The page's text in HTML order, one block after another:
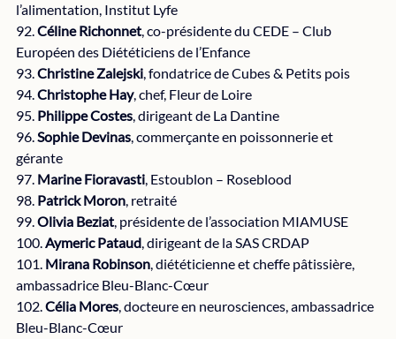
l’alimentation, Institut Lyfe
92. Céline Richonnet, co-présidente du CEDE – Club
Européen des Diététiciens de l’Enfance
93. Christine Zalejski, fondatrice de Cubes & Petits pois
94. Christophe Hay, chef, Fleur de Loire
95. Philippe Costes, dirigeant de La Dantine
96. Sophie Devinas, commerçante en poissonnerie et
gérante
97. Marine Fioravasti, Estoublon – Roseblood
98. Patrick Moron, retraité
99. Olivia Beziat, présidente de l’association MIAMUSE
100. Aymeric Pataud, dirigeant de la SAS CRDAP
101. Mirana Robinson, diététicienne et cheffe pâtissière,
ambassadrice Bleu-Blanc-Cœur
102. Célia Mores, docteure en neurosciences, ambassadrice
Bleu-Blanc-Cœur